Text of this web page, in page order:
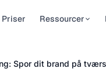
AI-
på
Priser Ressourcer
tips og
Spor dit brand på